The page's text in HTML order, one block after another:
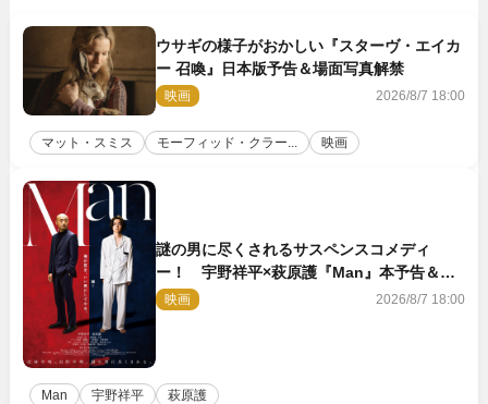
ウサギの様子がおかしい『スターヴ・エイカ
ー 召喚』日本版予告＆場面写真解禁
映画 2026/8/7 18:00
マット・スミス モーフィッド・クラー... 映画
謎の男に尽くされるサスペンスコメディ
ー！ 宇野祥平×萩原護『Man』本予告＆新
ビジュアル解禁
映画 2026/8/7 18:00
Man 宇野祥平 萩原護